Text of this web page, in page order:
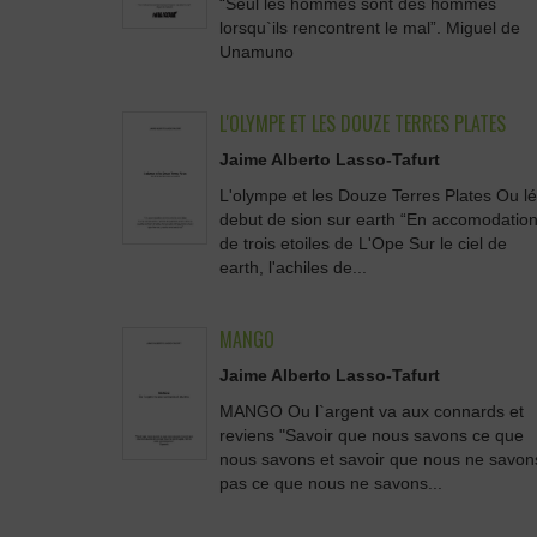
lorsqu`ils rencontrent le mal”. Miguel de
Unamuno
L'OLYMPE ET LES DOUZE TERRES PLATES
Jaime Alberto Lasso-Tafurt
L'olympe et les Douze Terres Plates Ou lé
debut de sion sur earth “En accomodation
de trois etoiles de L'Ope Sur le ciel de
earth, l'achiles de...
MANGO
Jaime Alberto Lasso-Tafurt
MANGO Ou l`argent va aux connards et
reviens "Savoir que nous savons ce que
nous savons et savoir que nous ne
pas ce que nous ne savons...